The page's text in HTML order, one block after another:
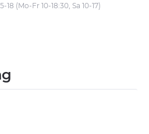
18 (Mo-Fr 10-18:30, Sa 10-17)